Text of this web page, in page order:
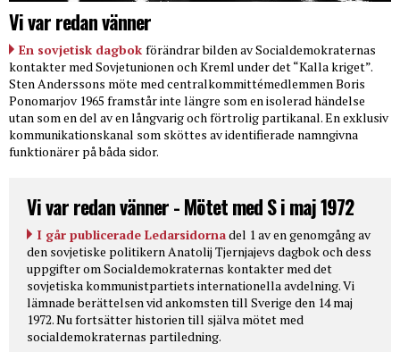
Vi var redan vänner
En sovjetisk dagbok förändrar bilden av Socialdemokraternas
kontakter med Sovjetunionen och Kreml under det “Kalla kriget”.
Sten Anderssons möte med centralkommittémedlemmen Boris
Ponomarjov 1965 framstår inte längre som en isolerad händelse
utan som en del av en långvarig och förtrolig partikanal. En exklusiv
kommunikationskanal som sköttes av identifierade namngivna
funktionärer på båda sidor.
Vi var redan vänner - Mötet med S i maj 1972
I går publicerade Ledarsidornadel 1 av en genomgång av
den sovjetiske politikern Anatolij Tjernjajevs dagbok och dess
uppgifter om Socialdemokraternas kontakter med det
sovjetiska kommunistpartiets internationella avdelning. Vi
lämnade berättelsen vid ankomsten till Sverige den 14 maj
1972. Nu fortsätter historien till själva mötet med
socialdemokraternas partiledning.